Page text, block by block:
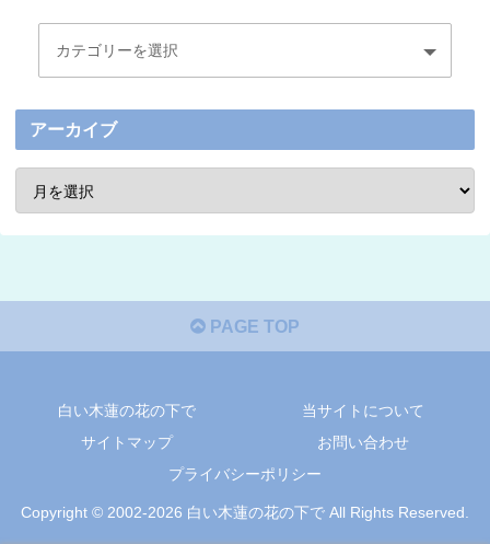
アーカイブ
PAGE TOP
白い木蓮の花の下で
当サイトについて
サイトマップ
お問い合わせ
プライバシーポリシー
Copyright © 2002-2026 白い木蓮の花の下で All Rights Reserved.